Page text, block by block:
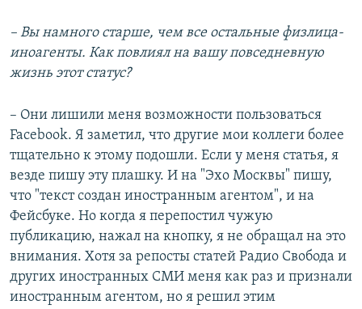
– Вы намного старше, чем все остальные физлица-
иноагенты. Как повлиял на вашу повседневную
жизнь этот статус?
– Они лишили меня возможности пользоваться
Facebook. Я заметил, что другие мои коллеги более
тщательно к этому подошли. Если у меня статья, я
везде пишу эту плашку. И на "Эхо Москвы" пишу,
что "текст создан иностранным агентом", и на
Фейсбуке. Но когда я перепостил чужую
публикацию, нажал на кнопку, я не обращал на это
внимания. Хотя за репосты статей Радио Свобода и
других иностранных СМИ меня как раз и признали
иностранным агентом, но я решил этим